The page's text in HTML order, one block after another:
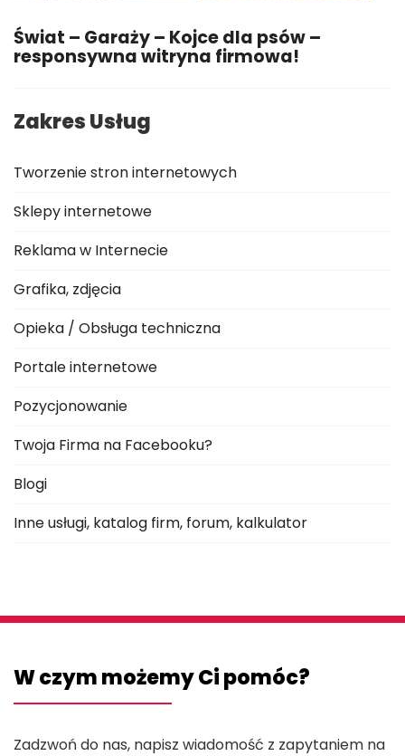
Świat – Garaży – Kojce dla psów –
responsywna witryna firmowa!
Zakres Usług
Tworzenie stron internetowych
Sklepy internetowe
Reklama w Internecie
Grafika, zdjęcia
Opieka / Obsługa techniczna
Portale internetowe
Pozycjonowanie
Twoja Firma na Facebooku?
Blogi
Inne usługi, katalog firm, forum, kalkulator
W czym możemy Ci pomóc?
Zadzwoń do nas, napisz wiadomość z zapytaniem na